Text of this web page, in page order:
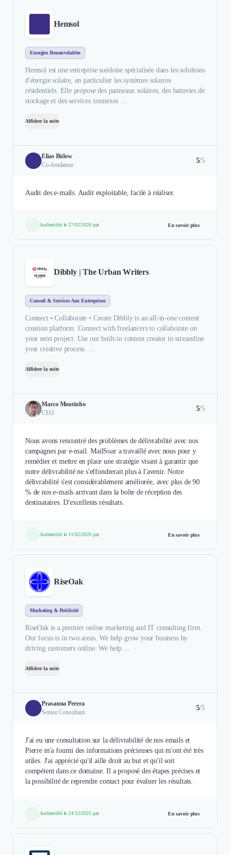
Hemsol
Energies Renouvelables
Hemsol est une entreprise suédoise spécialisée dans les solutions
d'énergie solaire, en particulier les systèmes solaires
résidentiels. Elle propose des panneaux solaires, des batteries de
stockage et des services connexes ...
Afficher la suite
Elias Bülow
Co-fondateur
5/5
Audit des e-mails. Audit exploitable, facile à réaliser.
Authentifié le 27/02/2026 par En savoir plus
Dibbly | The Urban Writers
Conseil & Services Aux Entreprises
Connect • Collaborate • Create Dibbly is an all-in-one content
creation platform. Connect with freelancers to collaborate on
your next project. Use our built-in content creator to streamline
your creative process. ...
Afficher la suite
Marco Moutinho
CEO
5/5
Nous avons rencontré des problèmes de délivrabilité avec nos
campagnes par e-mail. MailSoar a travaillé avec nous pour y
remédier et mettre en place une stratégie visant à garantir que
notre délivrabilité ne s'effondrerait plus à l'avenir. Notre
délivrabilité s'est considérablement améliorée, avec plus de 90
% de nos e-mails arrivant dans la boîte de réception des
destinataires. D'excellents résultats.
Authentifié le 11/02/2026 par En savoir plus
RiseOak
Marketing & Publicité
RiseOak is a premier online marketing and IT consulting firm.
Our focus is in two areas. We help grow your business by
driving customers online. We help ...
Afficher la suite
Prasanna Perera
Senior Consultant
5/5
J'ai eu une consultation sur la délivrabilité de nos emails et
Pierre m'a fourni des informations précieuses qui m'ont été très
utiles. J'ai apprécié qu'il aille droit au but et qu'il soit
compétent dans ce domaine. Il a proposé des étapes précises et
la possibilité de reprendre contact pour évaluer les résultats.
Authentifié le 24/12/2025 par En savoir plus